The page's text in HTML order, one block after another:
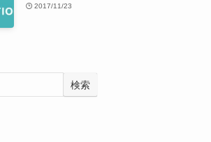
2017/11/23
検索